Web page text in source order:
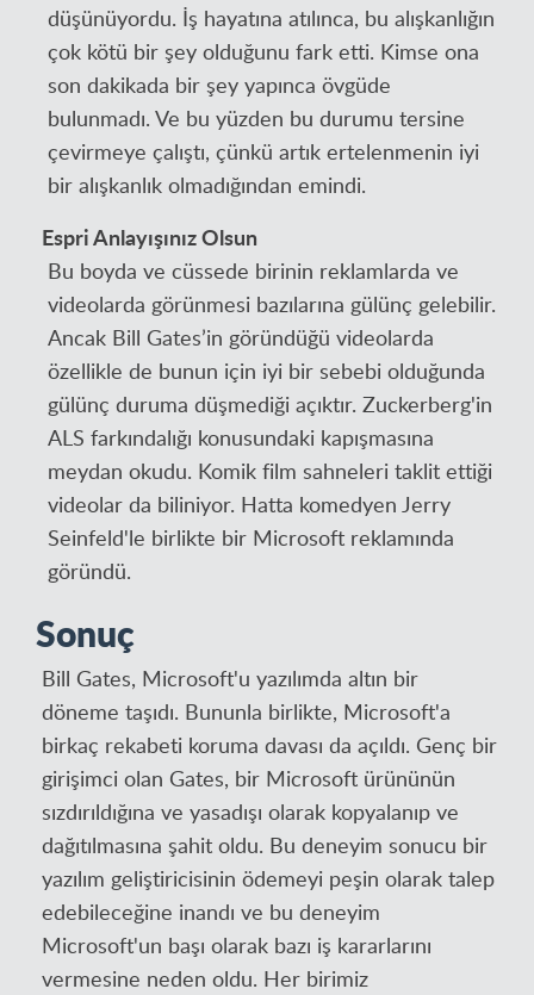
düşünüyordu. İş hayatına atılınca, bu alışkanlığın
çok kötü bir şey olduğunu fark etti. Kimse ona
son dakikada bir şey yapınca övgüde
bulunmadı. Ve bu yüzden bu durumu tersine
çevirmeye çalıştı, çünkü artık ertelenmenin iyi
bir alışkanlık olmadığından emindi.
Espri Anlayışınız Olsun
Bu boyda ve cüssede birinin reklamlarda ve
videolarda görünmesi bazılarına gülünç gelebilir.
Ancak Bill Gates’in göründüğü videolarda
özellikle de bunun için iyi bir sebebi olduğunda
gülünç duruma düşmediği açıktır. Zuckerberg'in
ALS farkındalığı konusundaki kapışmasına
meydan okudu. Komik film sahneleri taklit ettiği
videolar da biliniyor. Hatta komedyen Jerry
Seinfeld'le birlikte bir Microsoft reklamında
göründü.
Sonuç
Bill Gates, Microsoft'u yazılımda altın bir
döneme taşıdı. Bununla birlikte, Microsoft'a
birkaç rekabeti koruma davası da açıldı. Genç bir
girişimci olan Gates, bir Microsoft ürününün
sızdırıldığına ve yasadışı olarak kopyalanıp ve
dağıtılmasına şahit oldu. Bu deneyim sonucu bir
yazılım geliştiricisinin ödemeyi peşin olarak talep
edebileceğine inandı ve bu deneyim
Microsoft'un başı olarak bazı iş kararlarını
vermesine neden oldu. Her birimiz